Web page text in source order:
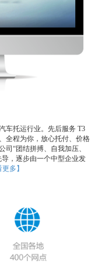
车托运行业。先后服务 T3
全程为你，放心托付、价格
“团结拼搏、自我加压、
，逐步由一个中型企业发
更多】